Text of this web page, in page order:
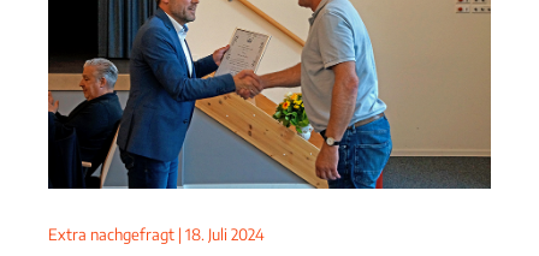
Extra nachgefragt | 18. Juli 2024